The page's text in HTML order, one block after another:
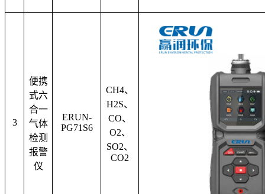
3
便携
式六
合一
气体
检测
报警
仪
ERUN-
PG71S6
CH4、
H2S、
CO、
O2、
SO2、
CO2